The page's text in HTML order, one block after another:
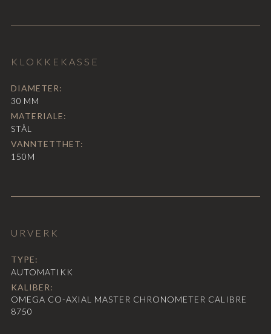
KLOKKEKASSE
DIAMETER:
30 MM
MATERIALE:
STÅL
VANNTETTHET:
150M
URVERK
TYPE:
AUTOMATIKK
KALIBER:
OMEGA CO-AXIAL MASTER CHRONOMETER CALIBRE
8750